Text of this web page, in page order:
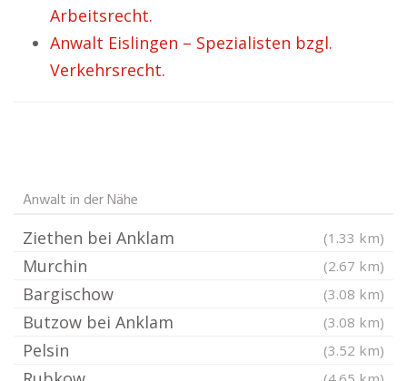
Arbeitsrecht.
Anwalt Eislingen – Spezialisten bzgl.
Verkehrsrecht.
Anwalt in der Nähe
Ziethen bei Anklam (1.33 km)
Murchin (2.67 km)
Bargischow (3.08 km)
Butzow bei Anklam (3.08 km)
Pelsin (3.52 km)